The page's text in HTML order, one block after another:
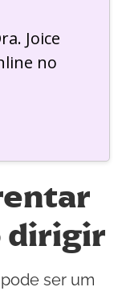
Joice
no
dirigir
ser um